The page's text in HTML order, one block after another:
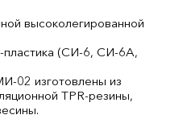
высоколегированной
пластика (СИ-6, СИ-6А,
02 изготовлены из
TPR-резины,